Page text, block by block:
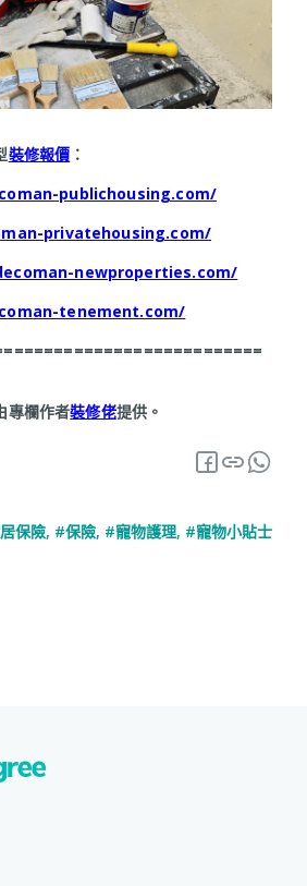
裝修報價 ：
publichousing.com/
privatehousing.com/
newproperties.com/
tenement.com/
專欄作者裝修佬提供。
保險, #保險, #寵物護理, #寵物小貼士